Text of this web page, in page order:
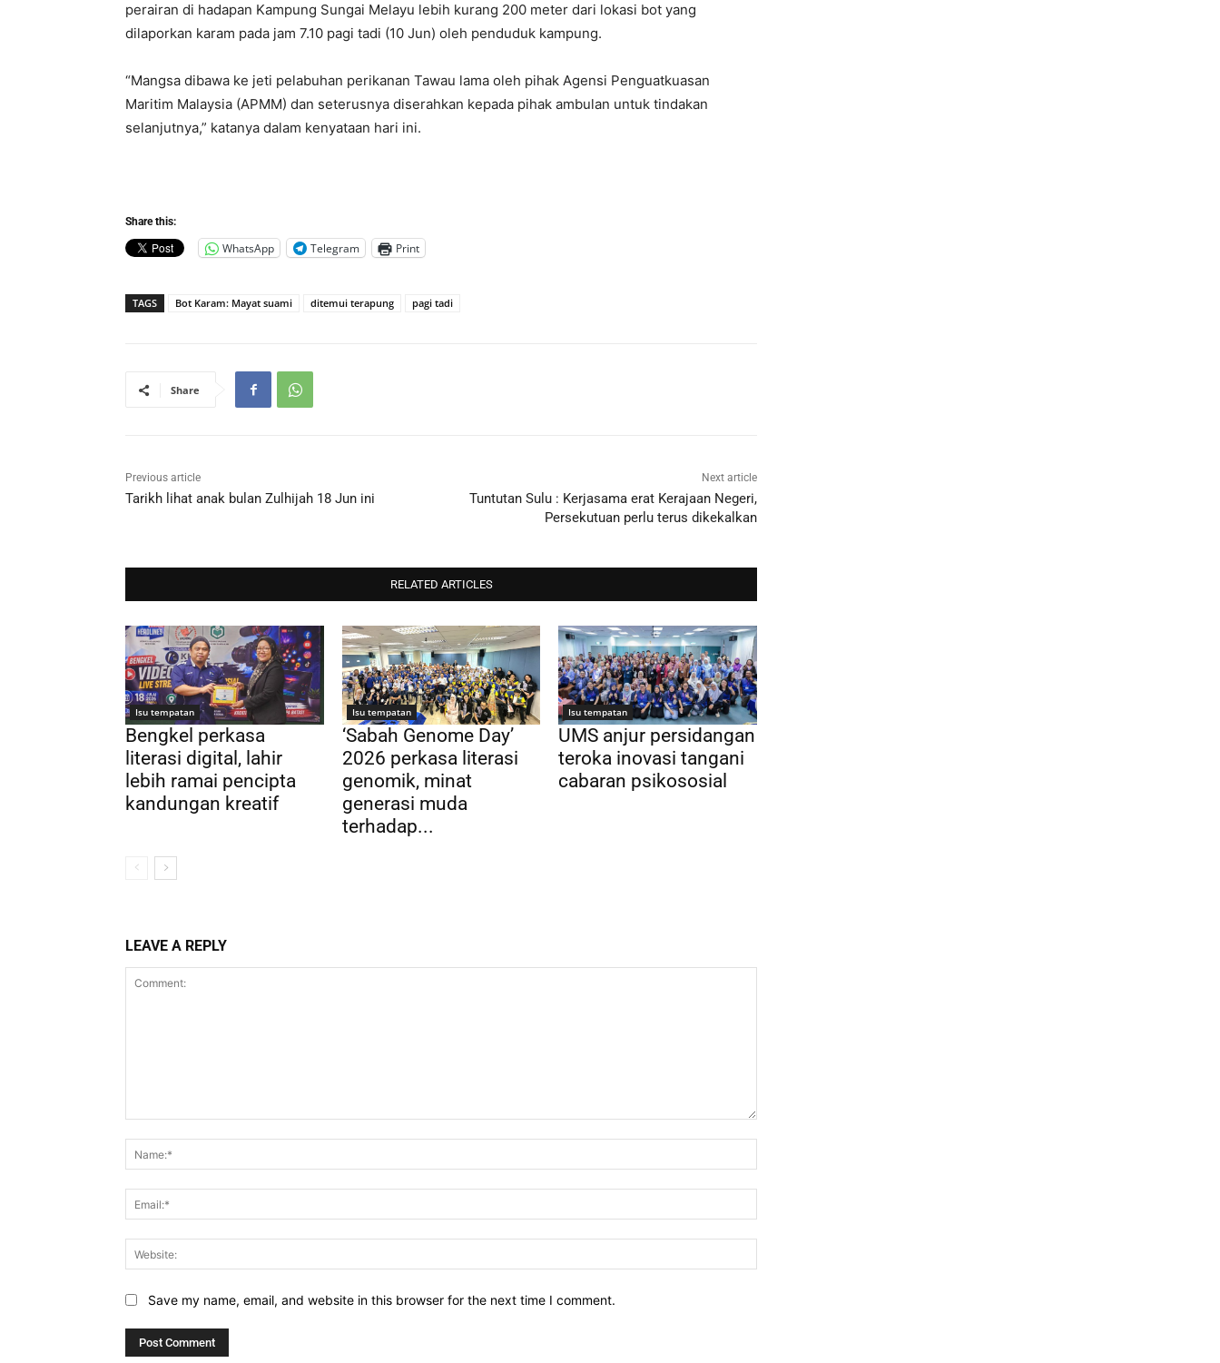
perairan di hadapan Kampung Sungai Melayu lebih kurang 200 meter dari lokasi bot yang
dilaporkan karam pada jam 7.10 pagi tadi (10 Jun) oleh penduduk kampung.
“Mangsa dibawa ke jeti pelabuhan perikanan Tawau lama oleh pihak Agensi Penguatkuasan
Maritim Malaysia (APMM) dan seterusnya diserahkan kepada pihak ambulan untuk tindakan
selanjutnya,” katanya dalam kenyataan hari ini.
Share this:
WhatsApp Telegram Print
TAGS Bot Karam: Mayat suami ditemui terapung pagi tadi
Share
Previous article
Tarikh lihat anak bulan Zulhijah 18 Jun ini
Next article
Tuntutan Sulu : Kerjasama erat Kerajaan Negeri,
Persekutuan perlu terus dikekalkan
RELATED ARTICLES
Isu tempatan
Bengkel perkasa
literasi digital, lahir
lebih ramai pencipta
kandungan kreatif
Isu tempatan
‘Sabah Genome Day’
2026 perkasa literasi
genomik, minat
generasi muda
terhadap...
Isu tempatan
UMS anjur persidangan
teroka inovasi tangani
cabaran psikososial
LEAVE A REPLY
Save my name, email, and website in this browser for the next time I comment.